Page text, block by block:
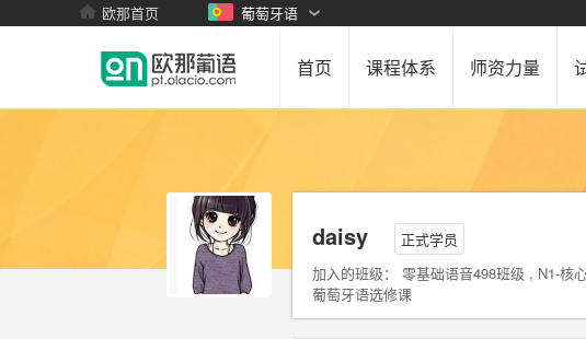
欧那首页 葡萄牙语
首页 课程体系 师资力量
daisy
正式学员
加入的班级： 零基础语音498班级 , N1-核
葡萄牙语选修课